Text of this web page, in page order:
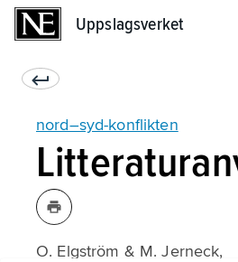
Uppslagsverket
nord–syd-konflikten
O. Elgström & M. Jerneck,